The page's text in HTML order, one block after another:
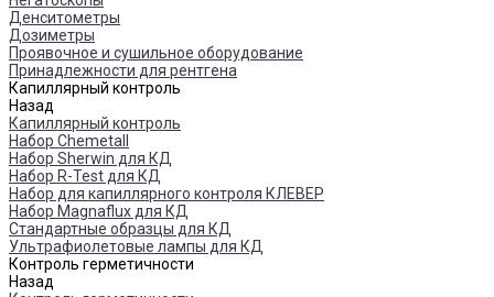
Денситометры
Дозиметры
Проявочное и сушильное оборудование
Принадлежности для рентгена
Капиллярный контроль
Назад
Капиллярный контроль
Набор Chemetall
Набор Sherwin для КД
Набор R-Test для КД
Набор для капиллярного контроля КЛЕВЕР
Набор Magnaflux для КД
Стандартные образцы для КД
Ультрафиолетовые лампы для КД
Контроль герметичности
Назад